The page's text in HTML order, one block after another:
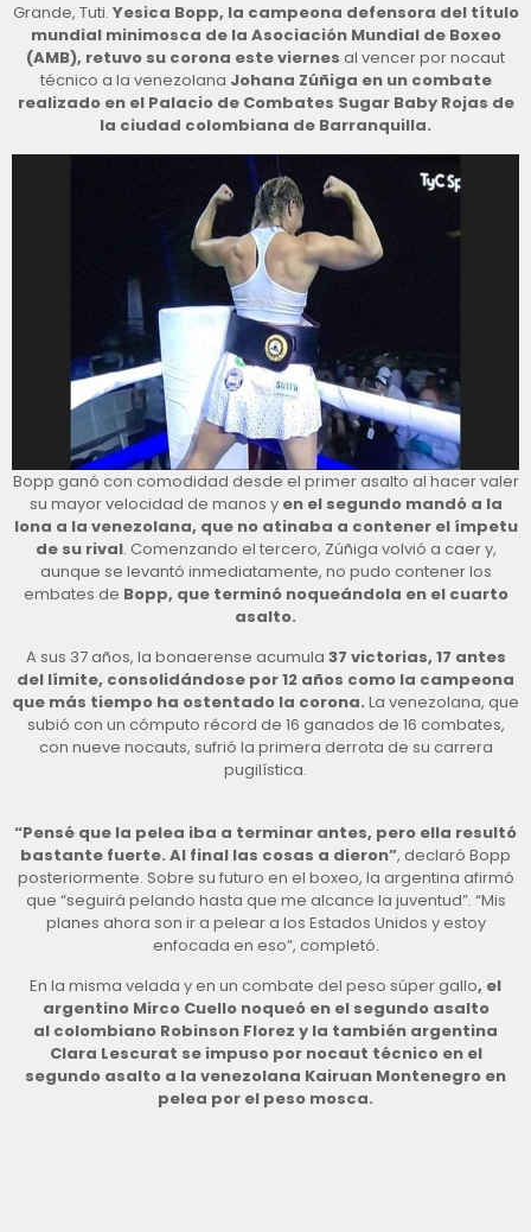
Grande, Tuti. Yesica Bopp, la campeona defensora del título
mundial minimosca de la Asociación Mundial de Boxeo
(AMB), retuvo su corona este viernes al vencer por nocaut
técnico a la venezolana Johana Zúñiga en un combate
realizado en el Palacio de Combates Sugar Baby Rojas de
la ciudad colombiana de Barranquilla.
Bopp ganó con comodidad desde el primer asalto al hacer valer
su mayor velocidad de manos y en el segundo mandó a la
lona a la venezolana, que no atinaba a contener el ímpetu
de su rival. Comenzando el tercero, Zúñiga volvió a caer y,
aunque se levantó inmediatamente, no pudo contener los
embates de Bopp, que terminó noqueándola en el cuarto
asalto.
A sus 37 años, la bonaerense acumula 37 victorias, 17 antes
del límite, consolidándose por 12 años como la campeona
que más tiempo ha ostentado la corona. La venezolana, que
subió con un cómputo récord de 16 ganados de 16 combates,
con nueve nocauts, sufrió la primera derrota de su carrera
pugilística.
“Pensé que la pelea iba a terminar antes, pero ella resultó
bastante fuerte. Al final las cosas a dieron”, declaró Bopp
posteriormente. Sobre su futuro en el boxeo, la argentina afirmó
que “seguirá pelando hasta que me alcance la juventud”. “Mis
planes ahora son ir a pelear a los Estados Unidos y estoy
enfocada en eso”, completó.
En la misma velada y en un combate del peso súper gallo, el
argentino Mirco Cuello noqueó en el segundo asalto
al colombiano Robinson Florez y la también argentina
Clara Lescurat se impuso por nocaut técnico en el
segundo asalto a la venezolana Kairuan Montenegro en
pelea por el peso mosca.